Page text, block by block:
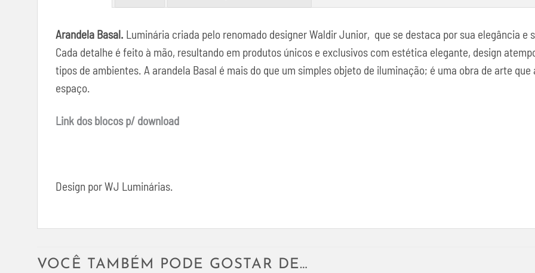
Arandela Basal. Luminária criada pelo renomado designer Waldir Junior, que se destaca por sua elegância
Cada detalhe é feito à mão, resultando em produtos únicos e exclusivos com estética elegante, design
tipos de ambientes. A arandela Basal é mais do que um simples objeto de iluminação; é uma obra de arte
espaço.
Link dos blocos p/ download
Design por WJ Luminárias.
VOCÊ TAMBÉM PODE GOSTAR DE…